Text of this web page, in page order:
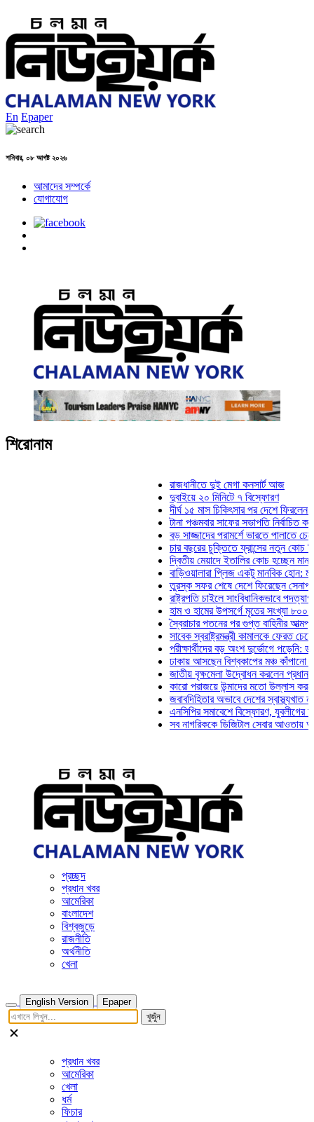
En Epaper
শনিবার, ০৮ আগষ্ট ২০২৬
আমাদের সম্পর্কে
যোগাযোগ
শিরোনাম
রাজধানীতে দুই মেগা কনসার্ট আজ
দুবাইয়ে ২০ মিনিটে ৭ বিস্ফোরণ
দীর্ঘ ১৫ মাস চিকিৎসার পর দেশে ফিরলেন
টানা পঞ্চমবার সাফের সভাপতি নির্বাচিত কাজী
বড় সাজ্জাদের পরামর্শে ভারতে পালাতে
চার বছরের চুক্তিতে ফ্রান্সের নতুন কোচ জিদান
দ্বিতীয় মেয়াদে ইতালির কোচ হচ্ছেন মানচিনি
বাড়িওয়ালারা প্লিজ একটু মানবিক হোন: মনিরা
তুরস্ক সফর শেষে দেশে ফিরেছেন সেনাপ্রধান
রাষ্ট্রপতি চাইলে সাংবিধানিকভাবে পদত্যাগ করতে
হাম ও হামের উপসর্গে মৃতের সংখ্যা ৮০০ ছাড়াল
স্বৈরাচার পতনের পর গুপ্ত বাহিনীর আত্মপ্রকাশ:
সাবেক স্বরাষ্ট্রমন্ত্রী কামালকে ফেরত চেয়ে
পরীক্ষার্থীদের বড় অংশ দুর্ভোগে পড়েনি: ড.
ঢাকায় আসছেন বিশ্বকাপের মঞ্চ কাঁপানো সেই
জাতীয় বৃক্ষমেলা উদ্বোধন করলেন প্রধানমন্ত্রী
কারো পরাজয়ে উন্মাদের মতো উল্লাস করতে হয়
জবাবদিহিতার অভাবে দেশের স্বাস্থ্যখাত নানা
এনসিপির সমাবেশে বিস্ফোরণ, যুবলীগের দুই
সব নাগরিককে ডিজিটাল সেবার আওতায় আনতে
প্রচ্ছদ
প্রধান খবর
আমেরিকা
বাংলাদেশ
বিশ্বজুড়ে
রাজনীতি
অর্থনীতি
খেলা
English Version
Epaper
খুজুঁন
প্রধান খবর
আমেরিকা
খেলা
ধর্ম
ফিচার